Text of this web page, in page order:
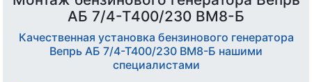
АБ 7/4-Т400/230 ВМ8-Б
Качественная установка бензинового генератора
Вепрь АБ 7/4-Т400/230 ВМ8-Б нашими
специалистами